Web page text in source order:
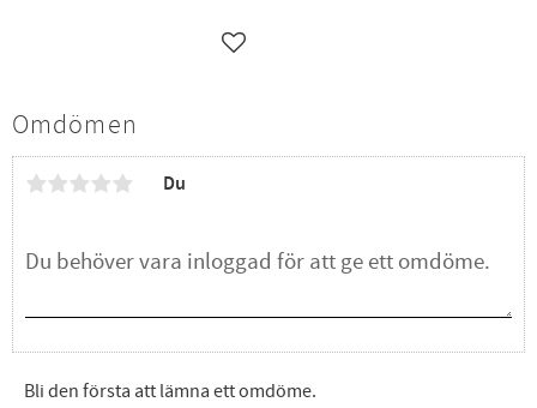
Omdömen
Du
Bli den första att lämna ett omdöme.
Lägg till i favoriter